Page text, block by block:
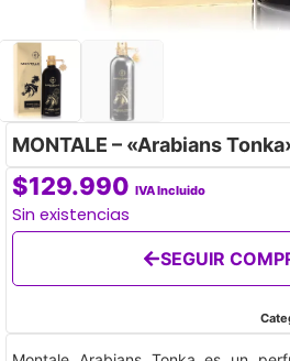
MONTALE – «Arabians
$129.990 IVA Incluido
Sin existencias
SEGUIR